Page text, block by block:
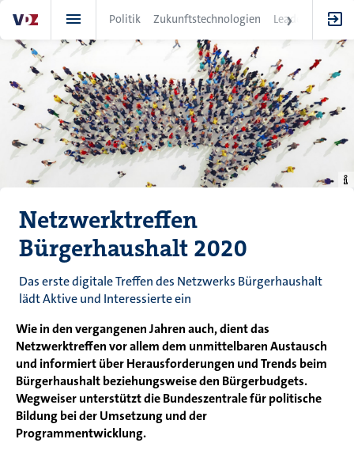
zum
Inhalt
Politik Zukunftstechnologien Leadership
Netzwerktreffen
Bürgerhaushalt 2020
Das erste digitale Treffen des Netzwerks Bürgerhaushalt
lädt Aktive und Interessierte ein
Wie in den vergangenen Jahren auch, dient das
Netzwerktreffen vor allem dem unmittelbaren Austausch
und informiert über Herausforderungen und Trends beim
Bürgerhaushalt beziehungsweise den Bürgerbudgets.
Wegweiser unterstützt die Bundeszentrale für politische
Bildung bei der Umsetzung und der
Programmentwicklung.